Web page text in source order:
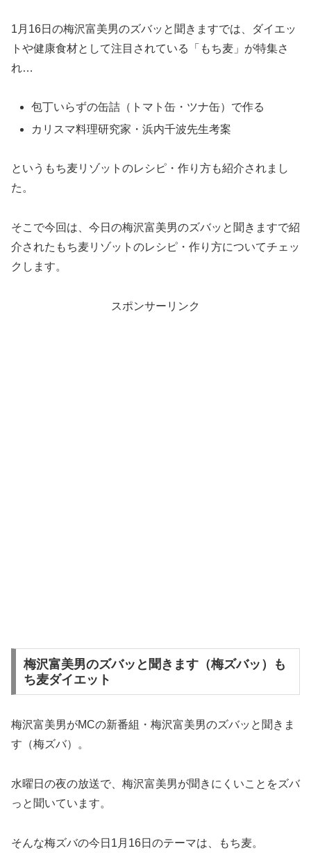
1月16日の梅沢富美男のズバッと聞きますでは、ダイエッ
トや健康食材として注目されている「もち麦」が特集さ
れ…
包丁いらずの缶詰（トマト缶・ツナ缶）で作る
カリスマ料理研究家・浜内千波先生考案
というもち麦リゾットのレシピ・作り方も紹介されまし
た。
そこで今回は、今日の梅沢富美男のズバッと聞きますで紹
介されたもち麦リゾットのレシピ・作り方についてチェッ
クします。
スポンサーリンク
梅沢富美男のズバッと聞きます（梅ズバッ）も
ち麦ダイエット
梅沢富美男がMCの新番組・梅沢富美男のズバッと聞きま
す（梅ズバ）。
水曜日の夜の放送で、梅沢富美男が聞きにくいことをズバ
っと聞いています。
そんな梅ズバの今日1月16日のテーマは、もち麦。